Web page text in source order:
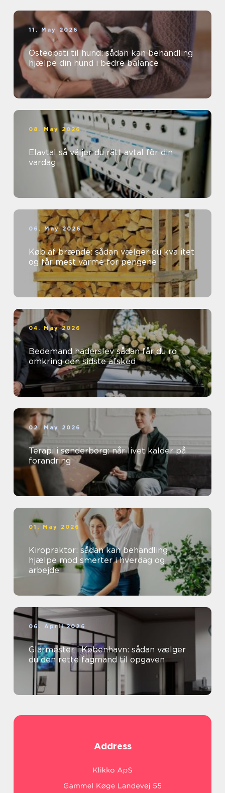
11. May 2026
Osteopati til hund: sådan kan behandling
hjælpe din hund i bedre balance
08. May 2026
Elavtal så väljer du rätt avtal för din
vardag
06. May 2026
Køb af brænde: sådan vælger du kvalitet
og får mest varme for pengene
04. May 2026
Bedemand haderslev sådan får du ro
omkring den sidste afsked
02. May 2026
Terapi i sønderborg: når livet kalder på
forandring
01. May 2026
Kiropraktor: sådan kan behandling
hjælpe mod smerter i hverdag og
arbejde
06. April 2026
Glarmester i København: sådan vælger
du den rette fagmand til opgaven
Address